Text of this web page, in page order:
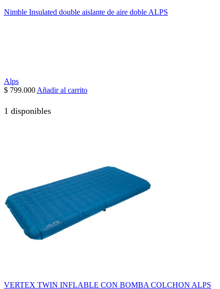
Nimble Insulated double aislante de aire doble ALPS
Alps
$ 799.000Añadir al carrito
1 disponibles
VERTEX TWIN INFLABLE CON BOMBA COLCHON ALPS